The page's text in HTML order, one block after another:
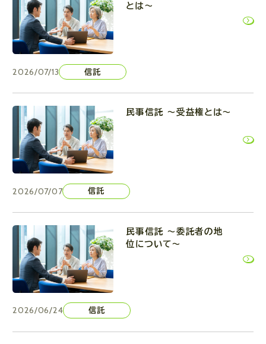
2026/07/13 信託
とは～
2026/07/07 信託
民事信託 ～受益権とは～
2026/06/24 信託
民事信託 ～委託者の地
位について～